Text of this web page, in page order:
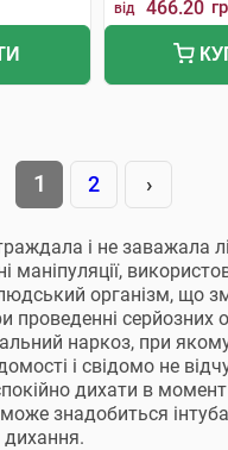
від 466.20
1 2 ›
і не заважала
маніпуляції,
людський організм, що
проведенні серйозних
наркоз, при
і свідомо не
дихати в момент
знадобиться
дихання.